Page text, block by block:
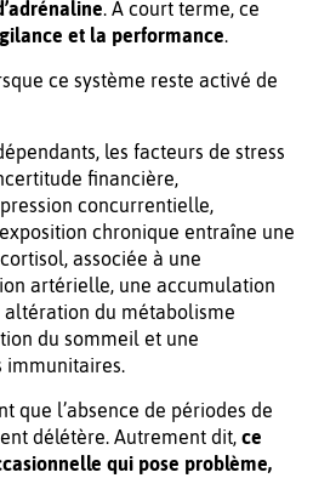
. À court terme, ce
et la performance.
ce système reste activé de
les facteurs de stress
financière,
concurrentielle,
chronique entraîne une
associée à une
artérielle, une accumulation
altération du métabolisme
du sommeil et une
immunitaires.
que l’absence de périodes de
délétère. Autrement dit, ce
qui pose problème,